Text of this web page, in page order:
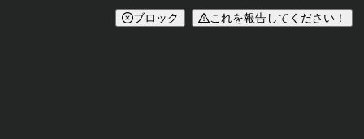
ブロック これを報告してください！